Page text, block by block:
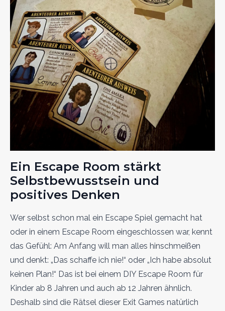
Ein Escape Room stärkt
Selbstbewusstsein und
positives Denken
Wer selbst schon mal ein Escape Spiel gemacht hat
oder in einem Escape Room eingeschlossen war, kennt
das Gefühl: Am Anfang will man alles hinschmeißen
und denkt: „Das schaffe ich nie!“ oder „Ich habe absolut
keinen Plan!“ Das ist bei einem DIY Escape Room für
Kinder ab 8 Jahren und auch ab 12 Jahren ähnlich.
Deshalb sind die Rätsel dieser Exit Games natürlich